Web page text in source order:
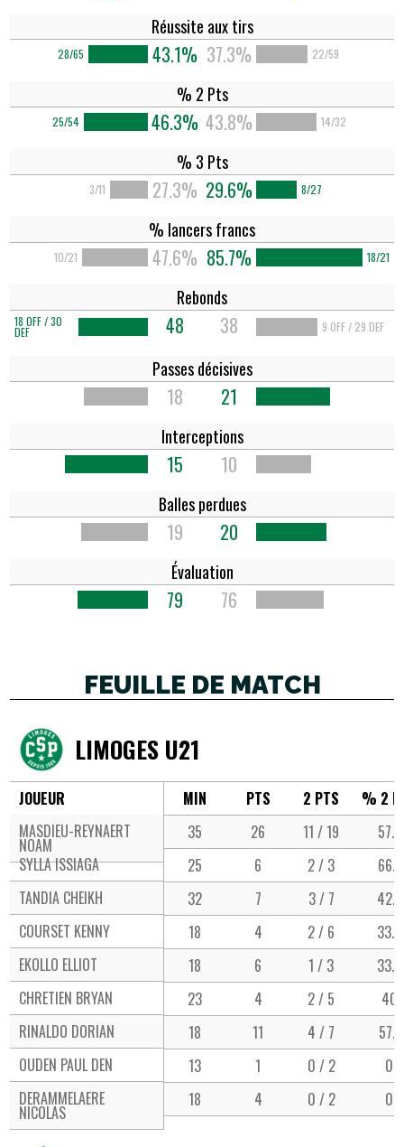
28/65 43.1%
Réussite aux tirs
37.3% 22/59
25/54 46.3%
% 2 Pts
43.8% 14/32
3/11 27.3%
% 3 Pts
29.6% 8/27
10/21 47.6%
% lancers francs
85.7% 18/21
18 OFF / 30
DEF 48
Rebonds
38 9 OFF / 29 DEF
18
Passes décisives
21
15
Interceptions
10
19
Balles perdues
20
79
Évaluation
76
FEUILLE DE MATCH
LIMOGES U21
JOUEUR MIN PTS 2 PTS
% 2
MASDIEU-REYNAERT
NOAM
35 26 11 / 19
57.9
SYLLA ISSIAGA
25 6 2 / 3
66.7
TANDIA CHEIKH
32 7 3 / 7
42.9
COURSET KENNY
18 4 2 / 6
33.3
EKOLLO ELLIOT
18 6 1 / 3
33.3
CHRETIEN BRYAN
23 4 2 / 5
40
RINALDO DORIAN
18 11 4 / 7
57.1
OUDEN PAUL DEN
13 1 0 / 2
0
DERAMMELAERE
NICOLAS
18 4 0 / 2 0